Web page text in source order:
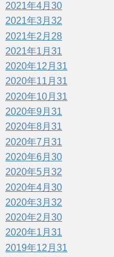
2021年4月 30
2021年3月 32
2021年2月 28
2021年1月 31
2020年12月 31
2020年11月 31
2020年10月 31
2020年9月 31
2020年8月 31
2020年7月 31
2020年6月 30
2020年5月 32
2020年4月 30
2020年3月 32
2020年2月 30
2020年1月 31
2019年12月 31